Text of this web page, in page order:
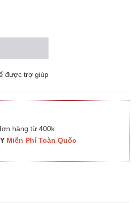
được trợ giúp
hàng từ 400k
Miễn Phí Toàn Quốc